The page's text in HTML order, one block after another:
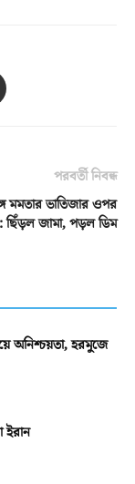
পরবর্তী নিবন্ধ
মমতার ভাতিজার ওপর
ছিঁড়ল জামা, পড়ল ডিম
অনিশ্চয়তা, হরমুজে
ইরান